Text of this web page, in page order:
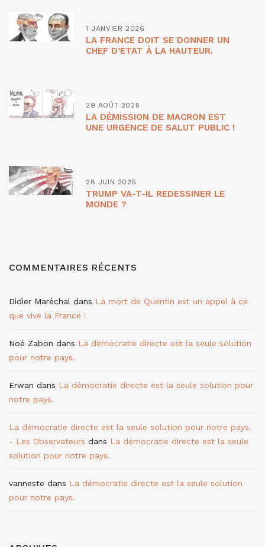
1 JANVIER 2026
LA FRANCE DOIT SE DONNER UN
CHEF D’ETAT À LA HAUTEUR.
29 AOÛT 2025
LA DÉMISSION DE MACRON EST
UNE URGENCE DE SALUT PUBLIC !
28 JUIN 2025
TRUMP VA-T-IL REDESSINER LE
MONDE ?
COMMENTAIRES RÉCENTS
Didier Maréchal dans La mort de Quentin est un appel à ce
que vive la France !
Noé Zabon dans La démocratie directe est la seule solution
pour notre pays.
Erwan dans La démocratie directe est la seule solution pour
notre pays.
La démocratie directe est la seule solution pour notre pays.
- Les Observateurs dans La démocratie directe est la seule
solution pour notre pays.
vanneste dans La démocratie directe est la seule solution
pour notre pays.